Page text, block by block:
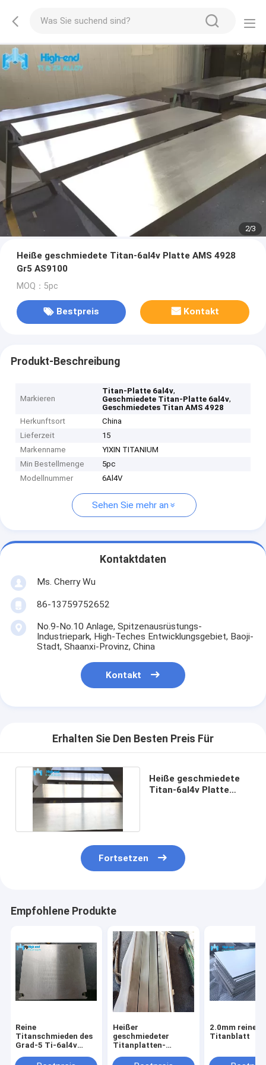
2/3
Heiße geschmiedete Titan-6al4v Platte AMS 4928
Gr5 AS9100
MOQ：5pc
Bestpreis Kontakt
Produkt-Beschreibung
Markieren
Titan-Platte 6al4v,
Geschmiedete Titan-Platte 6al4v,
Geschmiedetes Titan AMS 4928
Herkunftsort
China
Lieferzeit
15
Markenname
YIXIN TITANIUM
Min Bestellmenge
5pc
Modellnummer
6Al4V
Sehen Sie mehr an
Kontaktdaten
Ms. Cherry Wu
86-13759752652
No.9-No.10 Anlage, Spitzenausrüstungs-
Industriepark, High-Teches Entwicklungsgebiet, Baoji-
Stadt, Shaanxi-Provinz, China
Kontakt
Erhalten Sie Den Besten Preis Für
Heiße geschmiedete
Titan-6al4v Platte
Fortsetzen
Empfohlene Produkte
Reine
Titanschmieden des
Grad-5 Ti-6al4v
getempertes
Heißer
geschmiedeter
Titanplatten-
Titanblock ASTM
2.0mm reines
Titanblatt